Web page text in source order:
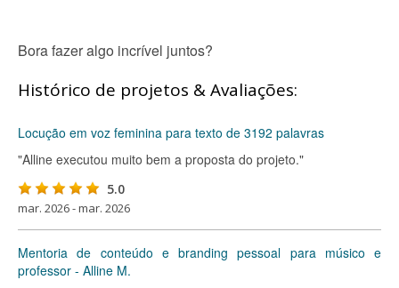
Bora fazer algo incrível juntos?
Histórico de projetos & Avaliações:
Locução em voz feminina para texto de 3192 palavras
"Alline executou muito bem a proposta do projeto."
5.0
mar. 2026 - mar. 2026
Mentoria de conteúdo e branding pessoal para músico e
professor - Alline M.